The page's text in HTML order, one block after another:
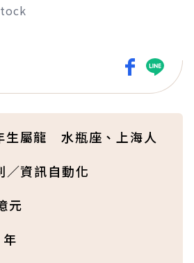
屬龍 水瓶座、上海人
／資訊自動化
元